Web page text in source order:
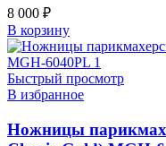
8 000 ₽
В корзину
Быстрый просмотр
В избранное
Ножницы